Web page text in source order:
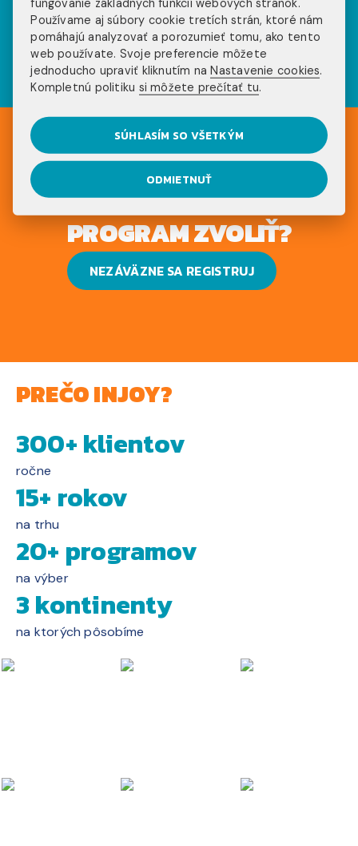
sociálnych sieťach
UŽ VIEŠ, AKÝ
PROGRAM ZVOLIŤ?
NEZÁVÄZNE SA REGISTRUJ
PREČO INJOY?
300+ klientov
ročne
15+ rokov
na trhu
20+ programov
na výber
3 kontinenty
na ktorých pôsobíme
fungovanie základných funkcií webových stránok.
Používame aj súbory cookie tretích strán, ktoré nám
pomáhajú analyzovať a porozumieť tomu, ako tento
web používate. Svoje preferencie môžete
jednoducho upraviť kliknutím naNastavenie cookies.
Kompletnú politiku si môžete prečítať tu.
SÚHLASÍM SO VŠETKÝM
ODMIETNUŤ